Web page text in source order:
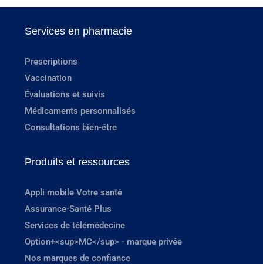
Services en pharmacie
Prescriptions
Vaccination
Évaluations et suivis
Médicaments personnalisés
Consultations bien-être
Produits et ressources
Appli mobile Votre santé
Assurance-Santé Plus
Services de télémédecine
Option+<sup>MC</sup> - marque privée
Nos marques de confiance